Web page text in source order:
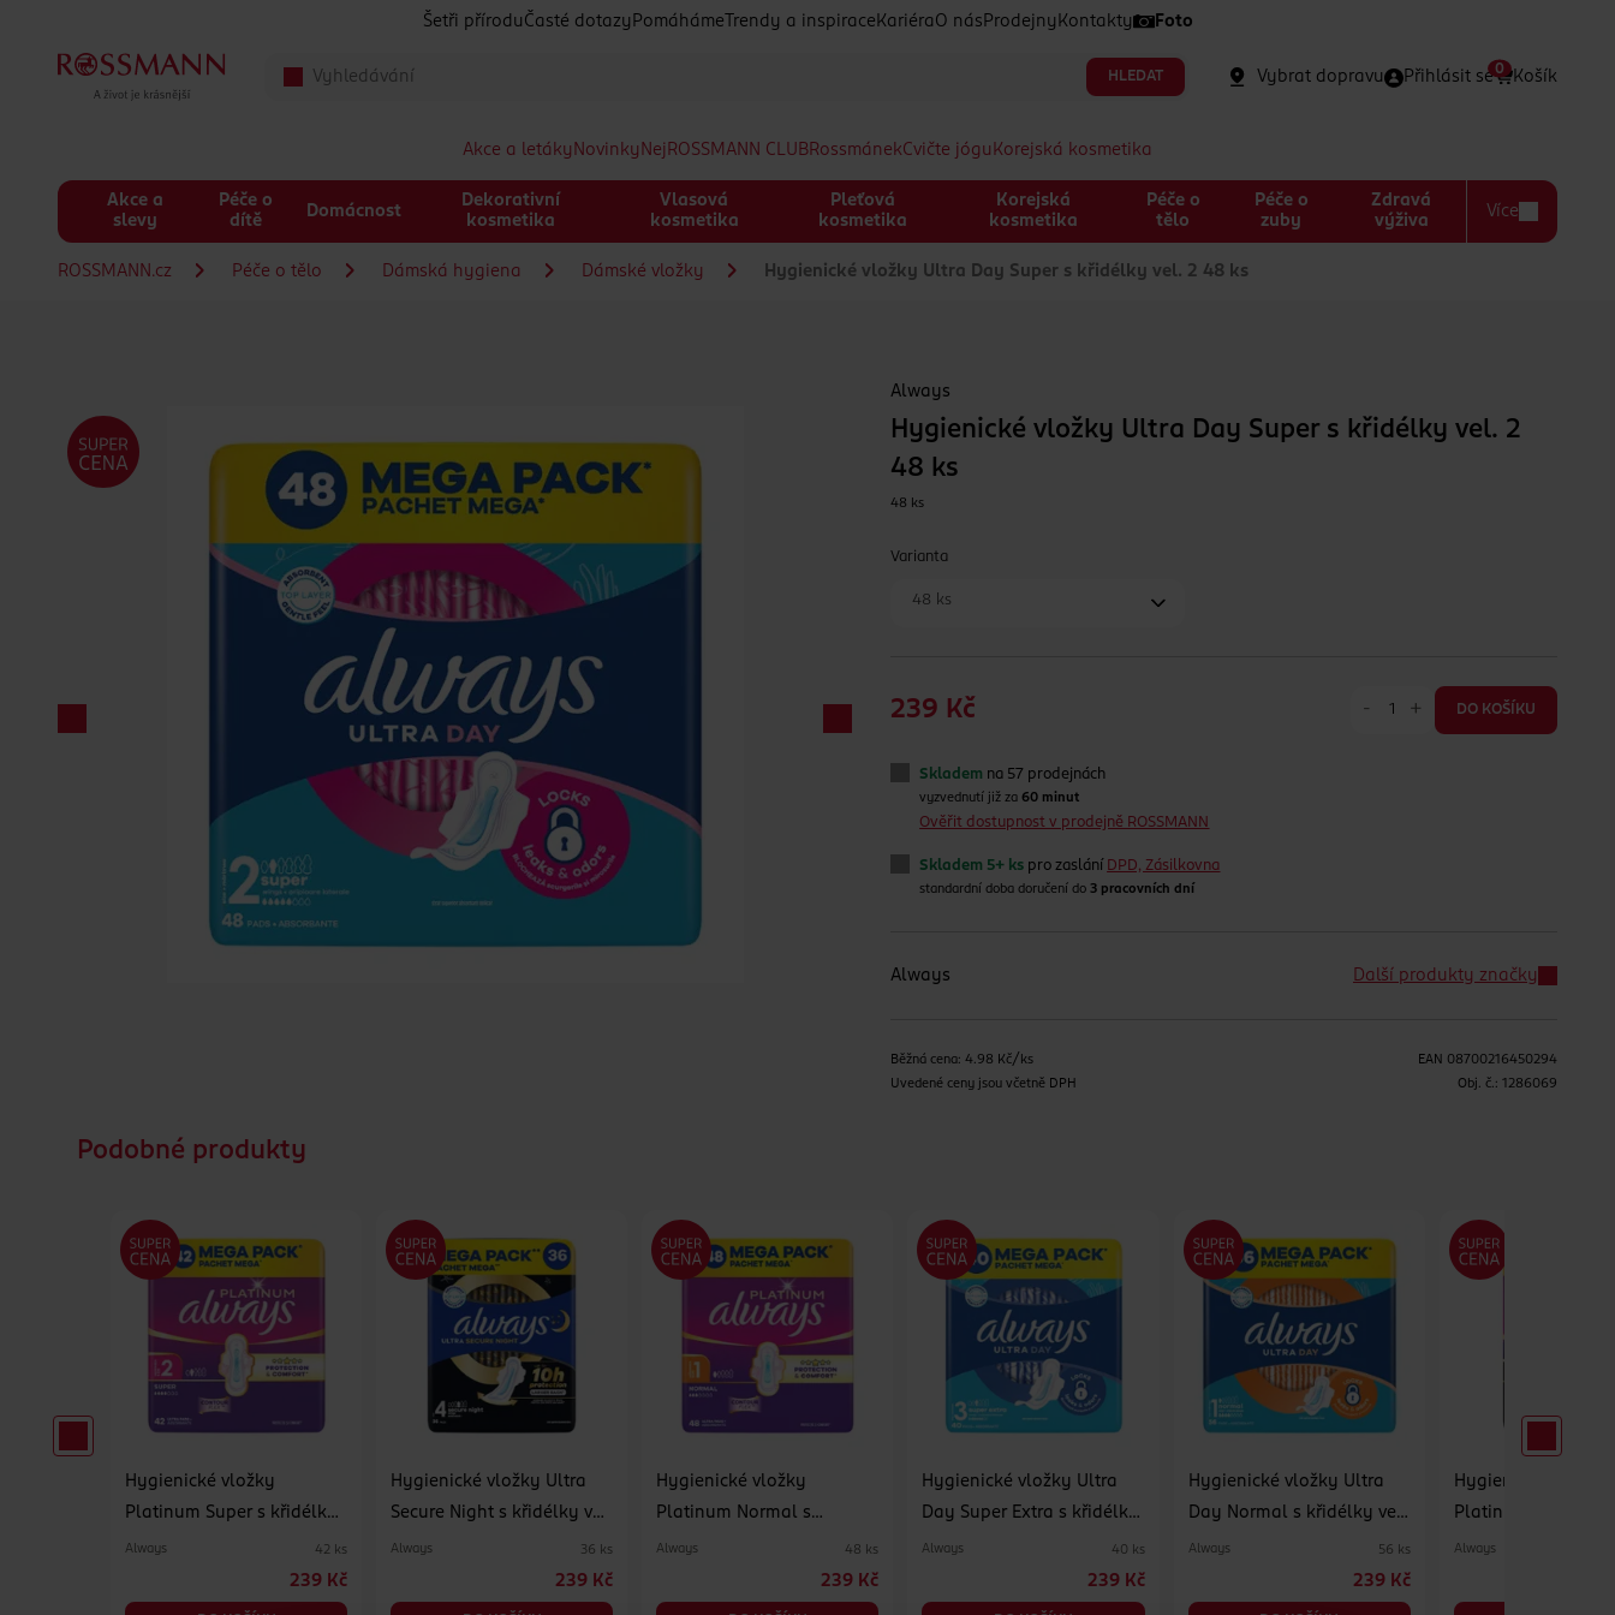
Šetři přírodu Časté dotazy Pomáháme Trendy a inspirace Kariéra O nás Prodejny Kontakty Foto
HLEDAT Vybrat dopravu Přihlásit se Košík
0
Akce a letáky Novinky Nej ROSSMANN CLUBRossmánekCvičte jógu Korejská kosmetika
Akce a
slevy
Péče o
dítě
Domácnost
Dekorativní
kosmetika
Vlasová
kosmetika
Pleťová
kosmetika
Korejská
kosmetika
Péče o
tělo
Péče o
zuby
Zdravá
výživa
Více
ROSSMANN.cz Péče o tělo Dámská hygiena Dámské vložky Hygienické vložky Ultra Day Super s křidélky vel. 2 48 ks
Always
Hygienické vložky Ultra Day Super s křidélky vel. 2
48 ks
48 ks
Varianta
48 ks
239 Kč - + DO KOŠÍKU
Skladem na 57 prodejnách
vyzvednutí již za60 minut
Ověřit dostupnost v prodejně ROSSMANN
Skladem 5+ ks pro zaslání DPD, Zásilkovna
standardní doba doručení do 3 pracovních dní
Always Další produkty značky
Běžná cena: 4.98 Kč/ks
Uvedené ceny jsou včetně DPH
EAN 08700216450294
Obj. č.: 1286069
Podobné produkty
Hygienické vložky
Platinum Super s křidélky
vel. 2 42 ks
Always 42 ks
239 Kč
Hygienické vložky Ultra
Secure Night s křidélky vel.
4 36 ks
Always 36 ks
239 Kč
Hygienické vložky
Platinum Normal s
křidélky vel. 1 48 ks
Always 48 ks
239 Kč
Hygienické vložky Ultra
Day Super Extra s křidélky
vel. 3 40 ks
Always 40 ks
239 Kč
Hygienické vložky Ultra
Day Normal s křidélky vel.
1 56 ks
Always 56 ks
239 Kč
Hygienické vložky
Platinum Secure
křidélky vel. 4 30
Always